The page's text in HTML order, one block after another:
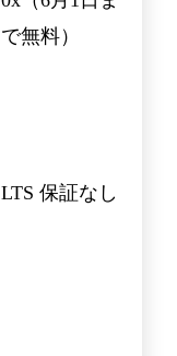
で無料）
LTS 保証なし